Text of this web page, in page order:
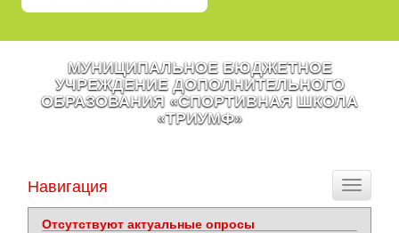
МУНИЦИПАЛЬНОЕ БЮДЖЕТНОЕ
УЧРЕЖДЕНИЕ ДОПОЛНИТЕЛЬНОГО
ОБРАЗОВАНИЯ «СПОРТИВНАЯ ШКОЛА
«ТРИУМФ»
Toggle
Навигация
Отсутствуют актуальные опросы